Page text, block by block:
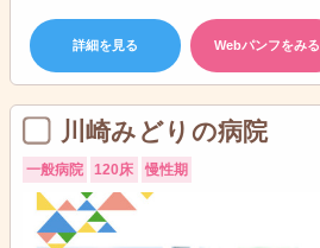
詳細を見る Webパンフをみる
川崎みどりの病院
一般病院 120床 慢性期